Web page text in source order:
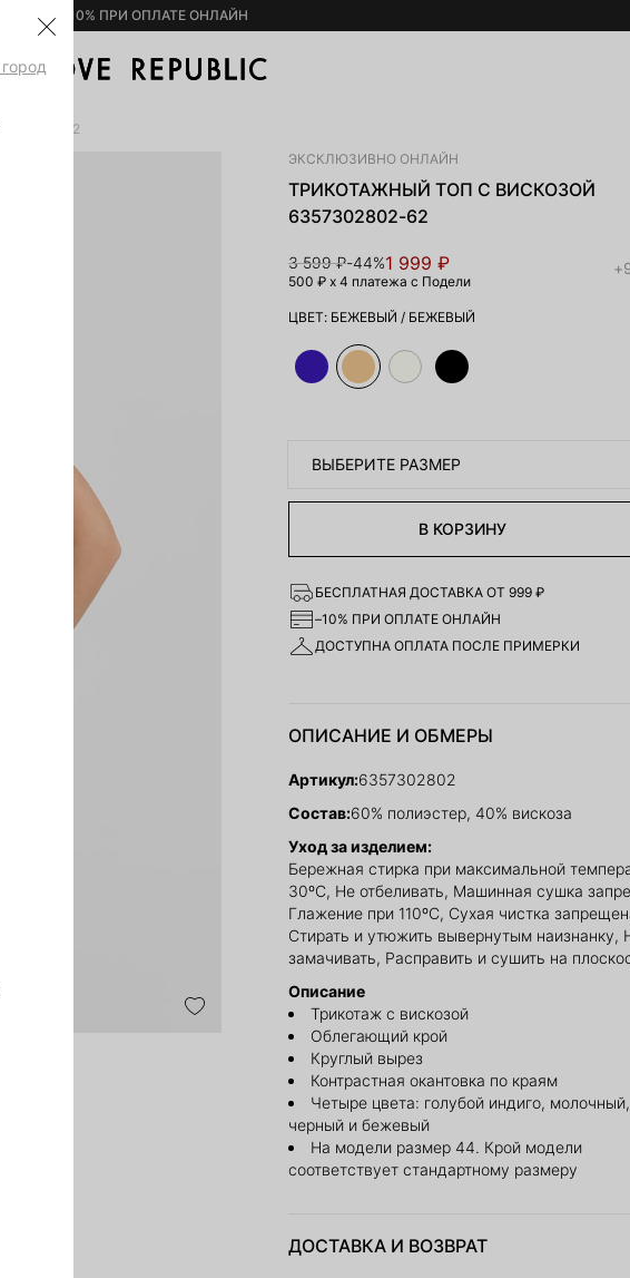
– 10% ПРИ ОПЛАТЕ ОНЛАЙН
62
ЭКСКЛЮЗИВНО ОНЛАЙН
ТРИКОТАЖНЫЙ ТОП С ВИСКОЗОЙ
6357302802-62
3 599 ₽-44%1 999 ₽
500 ₽ x 4 платежа с Подели
ЦВЕТ: БЕЖЕВЫЙ / БЕЖЕВЫЙ
ВЫБЕРИТЕ РАЗМЕР
В КОРЗИНУ
БЕСПЛАТНАЯ ДОСТАВКА ОТ 999 ₽
–10% ПРИ ОПЛАТЕ ОНЛАЙН
ДОСТУПНА ОПЛАТА ПОСЛЕ ПРИМЕРКИ
ОПИСАНИЕ И ОБМЕРЫ
Артикул:6357302802
Состав:60% полиэстер, 40% вискоза
Уход за изделием:
Бережная стирка при максимальной
30ºС, Не отбеливать, Машинная сушка
Глажение при 110ºС, Сухая чистка
Стирать и утюжить вывернутым наизнанку,
замачивать, Расправить и сушить на
Описание
Трикотаж с вискозой
Облегающий крой
Круглый вырез
Контрастная окантовка по краям
Четыре цвета: голубой индиго, молочный,
черный и бежевый
На модели размер 44. Крой модели
соответствует стандартному размеру
ДОСТАВКА И ВОЗВРАТ